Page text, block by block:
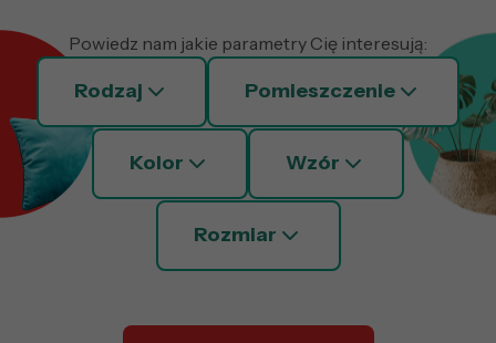
Powiedz nam jakie parametry Cię interesują:
Rodzaj Pomieszczenie
Kolor Wzór
Rozmiar